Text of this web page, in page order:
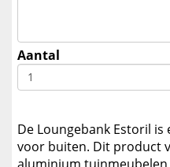
Aantal
De Loungebank Estoril
voor buiten. Dit product